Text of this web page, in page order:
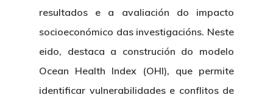
resultados e a avaliación do impacto
socioeconómico das investigacións. Neste
eido, destaca a construción do modelo
Ocean Health Index (OHI), que permite
identificar vulnerabilidades e conflitos de